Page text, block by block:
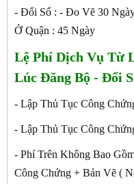
- Đổi Sổ : - Đo Vẽ 30
Ở Quận : 45 Ngày
Lệ Phí Dịch Vụ Từ
Lúc Đăng Bộ - Đổi
- Lập Thủ Tục Công
- Lập Thủ Tục Công
- Phí Trên Không Bao
Công Chứng + Bản Vẽ (